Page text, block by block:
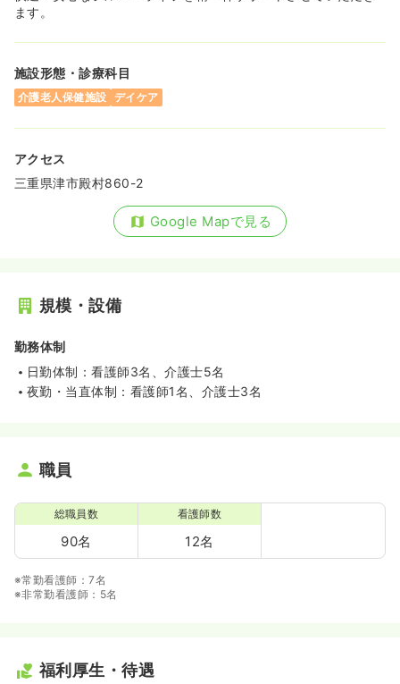
ます。
施設形態・診療科目
介護老人保健施設 デイケア
アクセス
三重県津市殿村860-2
Google Mapで見る
規模・設備
勤務体制
日勤体制：看護師3名、介護士5名
夜勤・当直体制：看護師1名、介護士3名
職員
総職員数
90名
看護師数
12名
※常勤看護師：7名
※非常勤看護師：5名
福利厚生・待遇